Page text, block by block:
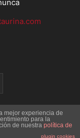
los derechos
mejor experiencia de
para la
de nuestra política de
plugin cookies